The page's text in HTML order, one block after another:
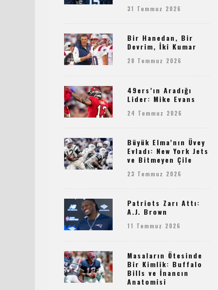
31 Temmuz 2026
Bir Hanedan, Bir
Devrim, İki Kumar
28 Temmuz 2026
49ers’ın Aradığı
Lider: Mike Evans
24 Temmuz 2026
Büyük Elma’nın Üvey
Evladı: New York Jets
ve Bitmeyen Çile
23 Temmuz 2026
Patriots Zarı Attı:
A.J. Brown
11 Temmuz 2026
Masaların Ötesinde
Bir Kimlik: Buffalo
Bills ve İnancın
Anatomisi